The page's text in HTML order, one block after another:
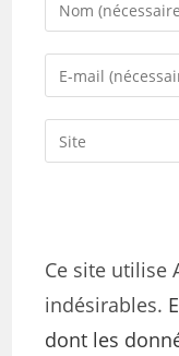
Ce site utilise
indésirables.
dont les